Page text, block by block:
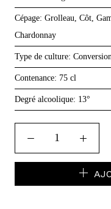
Cépage: Grolleau, Côt,
Chardonnay
Type de culture:
Contenance: 75 cl
Degré alcoolique: 13°